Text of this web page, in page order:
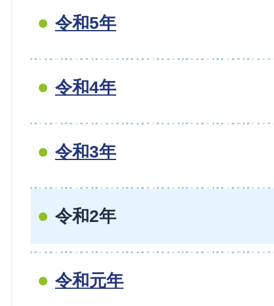
令和5年
令和4年
令和3年
令和2年
令和元年